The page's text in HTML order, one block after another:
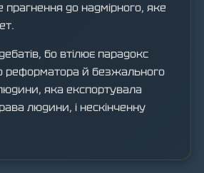
прагнення до надмірного, яке
бо втілює парадокс
реформатора й безжального
яка експортувала
людини, і нескінченну